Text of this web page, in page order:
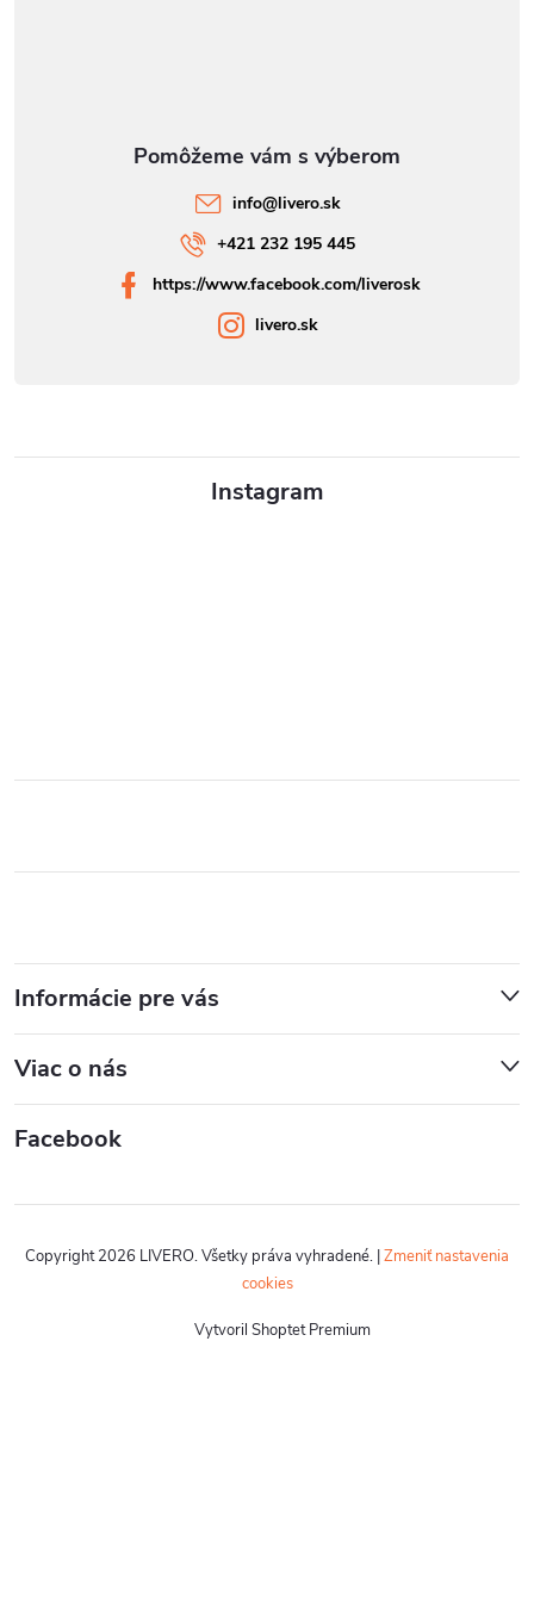
Instagram
Informácie pre vás
Viac o nás
Facebook
info@livero.sk
+421 232 195 445
https://www.facebook.com/liverosk
livero.sk
Vytvoril Shoptet Premium
Copyright 2026 LIVERO. Všetky práva vyhradené. |Zmeniť nastavenia
cookies